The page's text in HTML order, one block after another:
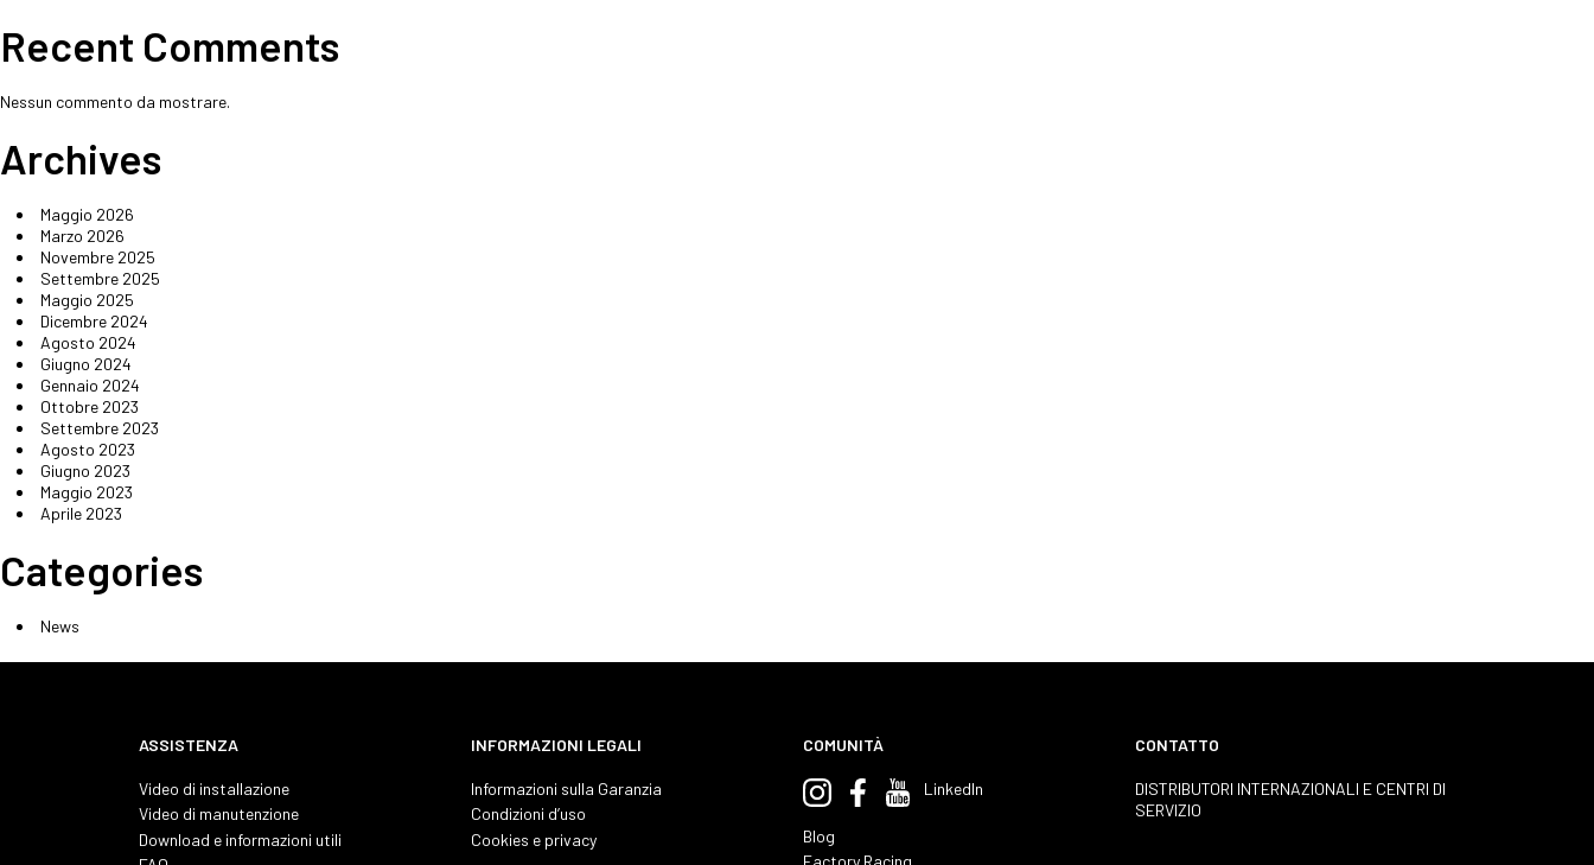
Recent Comments
Nessun commento da mostrare.
Archives
Maggio 2026
Marzo 2026
Novembre 2025
Settembre 2025
Maggio 2025
Dicembre 2024
Agosto 2024
Giugno 2024
Gennaio 2024
Ottobre 2023
Settembre 2023
Agosto 2023
Giugno 2023
Maggio 2023
Aprile 2023
Categories
News
ASSISTENZA
Video di installazione
Video di manutenzione
Download e informazioni utili
INFORMAZIONI LEGALI
Informazioni sulla Garanzia
Condizioni d’uso
Cookies e privacy
COMUNITÀ
LinkedIn
Blog
CONTATTO
DISTRIBUTORI INTERNAZIONALI E CENTRI DI
SERVIZIO